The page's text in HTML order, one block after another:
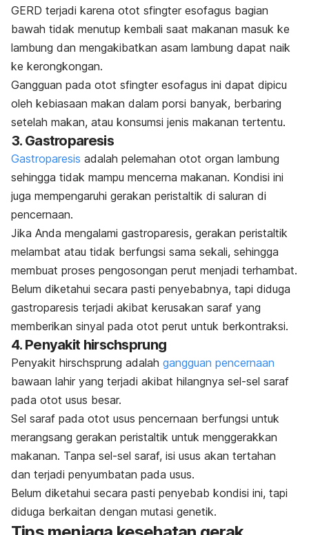
GERD terjadi karena otot sfingter esofagus bagian
bawah tidak menutup kembali saat makanan masuk ke
lambung dan mengakibatkan asam lambung dapat naik
ke kerongkongan.
Gangguan pada otot sfingter esofagus ini dapat dipicu
oleh kebiasaan makan dalam porsi banyak, berbaring
setelah makan, atau konsumsi jenis makanan tertentu.
3. Gastroparesis
Gastroparesis adalah pelemahan otot organ lambung
sehingga tidak mampu mencerna makanan. Kondisi ini
juga mempengaruhi gerakan peristaltik di saluran di
pencernaan.
Jika Anda mengalami gastroparesis, gerakan peristaltik
melambat atau tidak berfungsi sama sekali, sehingga
membuat proses pengosongan perut menjadi terhambat.
Belum diketahui secara pasti penyebabnya, tapi diduga
gastroparesis terjadi akibat kerusakan saraf yang
memberikan sinyal pada otot perut untuk berkontraksi.
4. Penyakit hirschsprung
Penyakit hirschsprung adalah gangguan pencernaan
bawaan lahir yang terjadi akibat hilangnya sel-sel saraf
pada otot usus besar.
Sel saraf pada otot usus pencernaan berfungsi untuk
merangsang gerakan peristaltik untuk menggerakkan
makanan. Tanpa sel-sel saraf, isi usus akan tertahan
dan terjadi penyumbatan pada usus.
Belum diketahui secara pasti penyebab kondisi ini, tapi
diduga berkaitan dengan mutasi genetik.